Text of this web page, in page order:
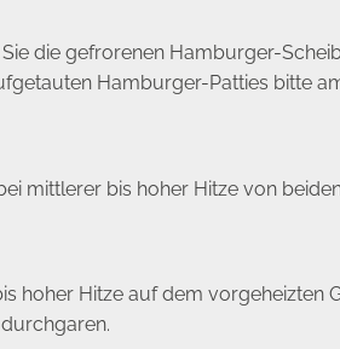
die gefrorenen Hamburger-
Hamburger-Patties bitte
mittlerer bis hoher Hitze von
hoher Hitze auf dem vorgeheizten